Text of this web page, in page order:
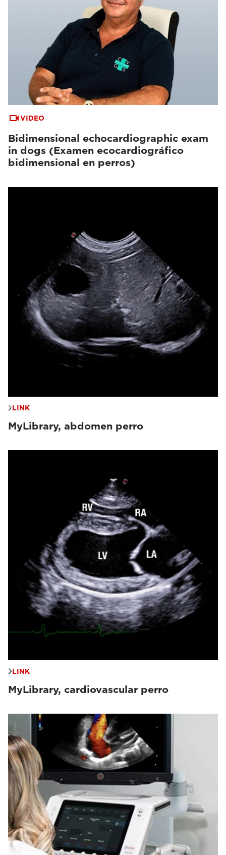
VIDEO
Bidimensional echocardiographic exam
in dogs (Examen ecocardiográfico
bidimensional en perros)
LINK
MyLibrary, abdomen perro
LINK
MyLibrary, cardiovascular perro